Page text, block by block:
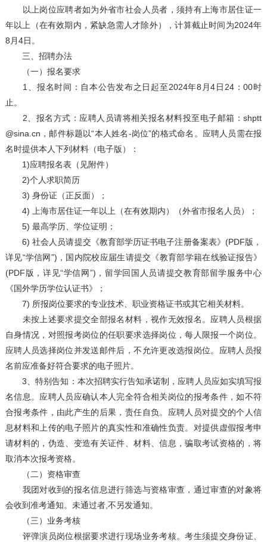
以上岗位应聘者如为外省市社会人员者，须持有上海市居住证一
年以上（在有效期内，紧缺急需人才除外），计算截止时间为2024年
8月4日。
三、招聘办法
（一）报名要求
1、报名时间：自本公告发布之日起至2024年8月4日24：00时
止。
2、报名方式：应聘人员请将相关报名材料投至电子邮箱：shptt
@sina.cn，邮件标题以“本人姓名-岗位”的格式命名。应聘人员需在报
名时提供本人下列材料（电子版）：
1)应聘报名表（见附件）
2)个人求职简历
3) 身份证（正反面）；
4) 上海市居住证一年以上（在有效期内）（外省市报名人员）；
5) 最高学历、学位证明；
6) 社会人员请提交《教育部学历证书电子注册备案表》(PDF版，
详见“学信网”)，国内院校应届生请提交《教育部学籍在线验证报告》
(PDF版，详见“学信网”)，留学回国人员请提交教育部留学服务中心
《国外学历学位认证书》；
7) 所报岗位要求的专业技术、职业资格证书或其它相关材料。
未按上述要求提交全部报名材料，视作无效报名。应聘人员根据
自身情况，对照报考岗位的任职要求选择岗位，每人限报一个岗位。
应聘人员选择岗位并发送邮件后，不允许更改选报岗位。应聘人员报
名前应准备好符合要求的电子照片。
3、特别告知：本次招聘实行告知承诺制，应聘人员应如实填写报
名信息。应聘人员应确认本人完全符合相关岗位的报考条件，如不符
合报考条件，由此产生的后果，责任自负。应聘人员对提交的个人信
息材料和上传的电子照片的真实性和准确性负责。对提供虚假报考申
请材料的，伪造、变造有关证件、材料、信息，骗取考试资格的，将
取消本次报考资格。
（二）资格审查
我团对收到的报名信息进行筛选与资格审查，通过审查的对象将
会收到准考通知。未通过者,不另发通知。
（三）业务考核
评弹演员岗位根据要求进行现场业务考核。考生须提交身份证、